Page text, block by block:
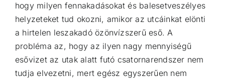
hogy milyen fennakadásokat és balesetveszélyes
helyzeteket tud okozni, amikor az utcáinkat elönti
a hirtelen leszakadó özönvízszerű eső. A
probléma az, hogy az ilyen nagy mennyiségű
esővizet az utak alatt futó csatornarendszer nem
tudja elvezetni, mert egész egyszerűen nem